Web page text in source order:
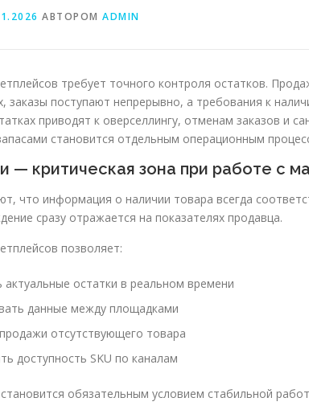
АВТОРОМ ADMIN
требует точного контроля остатков.
заказы поступают непрерывно, а требования к
приводят к оверселлингу, отменам заказов и
становится отдельным операционным
— критическая зона при работе с
что информация о наличии товара всегда
сразу отражается на показателях продавца.
позволяет:
остатки в реальном времени
данные между площадками
отсутствующего товара
доступность SKU по каналам
обязательным условием стабильной